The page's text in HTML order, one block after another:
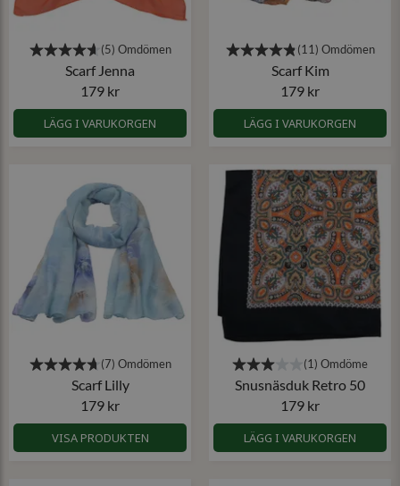
Scarf Jenna
179 kr
LÄGG I VARUKORGEN
Scarf Kim
179 kr
LÄGG I VARUKORGEN
Scarf Lilly
179 kr
VISA PRODUKTEN
Snusnäsduk Retro 50
179 kr
LÄGG I VARUKORGEN